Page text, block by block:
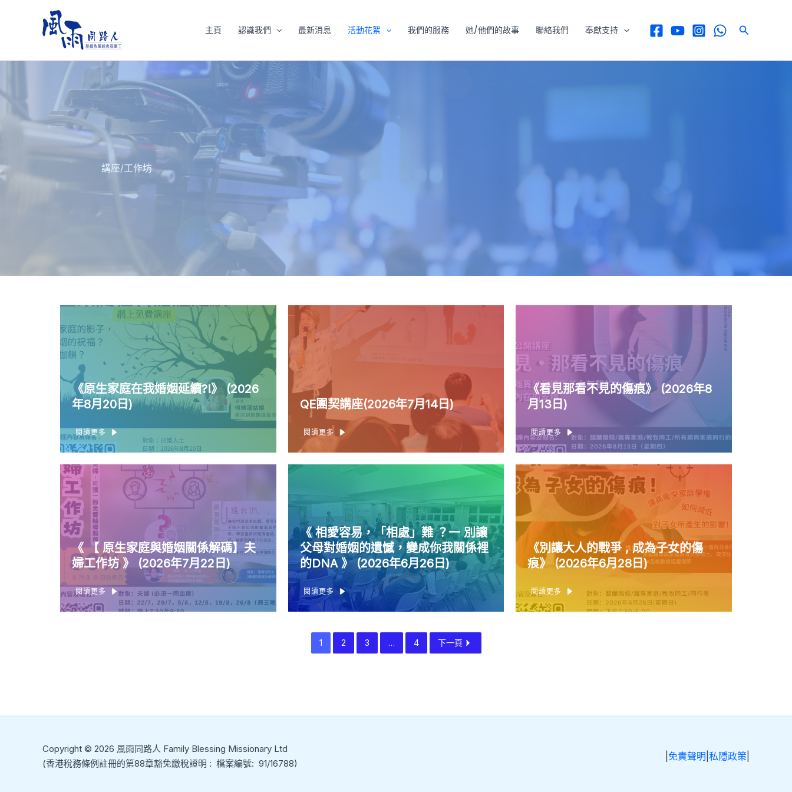
主頁 認識我們 最新消息 活動花絮 我們的服務 她/他們的故事 聯絡我們 奉獻支持 Search
講座/工作坊
《原生家庭在我婚姻延續?!》 (2026
年8月20日)
閱讀更多
QE團契講座(2026年7月14日)
閱讀更多
《看見那看不見的傷痕》 (2026年8
月13日)
閱讀更多
《 【 原生家庭與婚姻關係解碼】夫
婦工作坊 》 (2026年7月22日)
閱讀更多
《 相愛容易，「相處」難 ？一 別讓
父母對婚姻的遺憾，變成你我關係裡
的DNA 》 (2026年6月26日)
閱讀更多
《別讓大人的戰爭 , 成為子女的傷
痕》 (2026年6月28日)
閱讀更多
1 2 3 … 4 下一頁
Copyright © 2026 風雨同路人 Family Blessing Missionary Ltd
(香港稅務條例註冊的第88章豁免繳稅證明 : 檔案編號: 91/16788)
免責聲明 私隱政策